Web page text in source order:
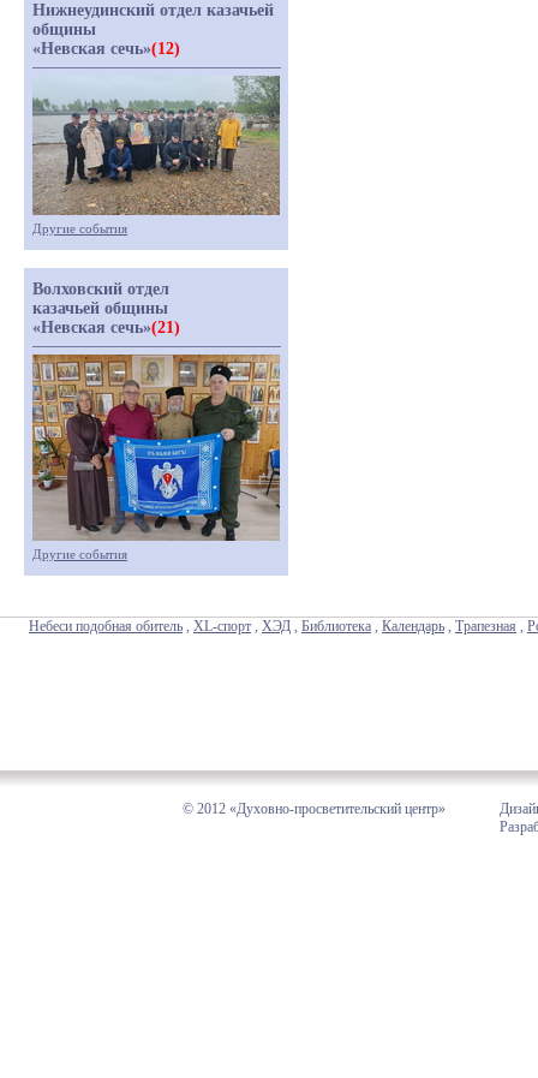
Нижнеудинский отдел казачьей
общины
«Невская сечь»(12)
Другие события
Волховский отдел
казачьей общины
«Невская сечь»(21)
Другие события
Небеси подобная обитель , XL-спорт , ХЭД , Библиотека , Календарь , Трапезная ,
© 2012 «Духовно-просветительский центр»